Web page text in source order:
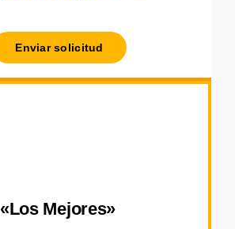
Enviar solicitud
«Los Mejores»